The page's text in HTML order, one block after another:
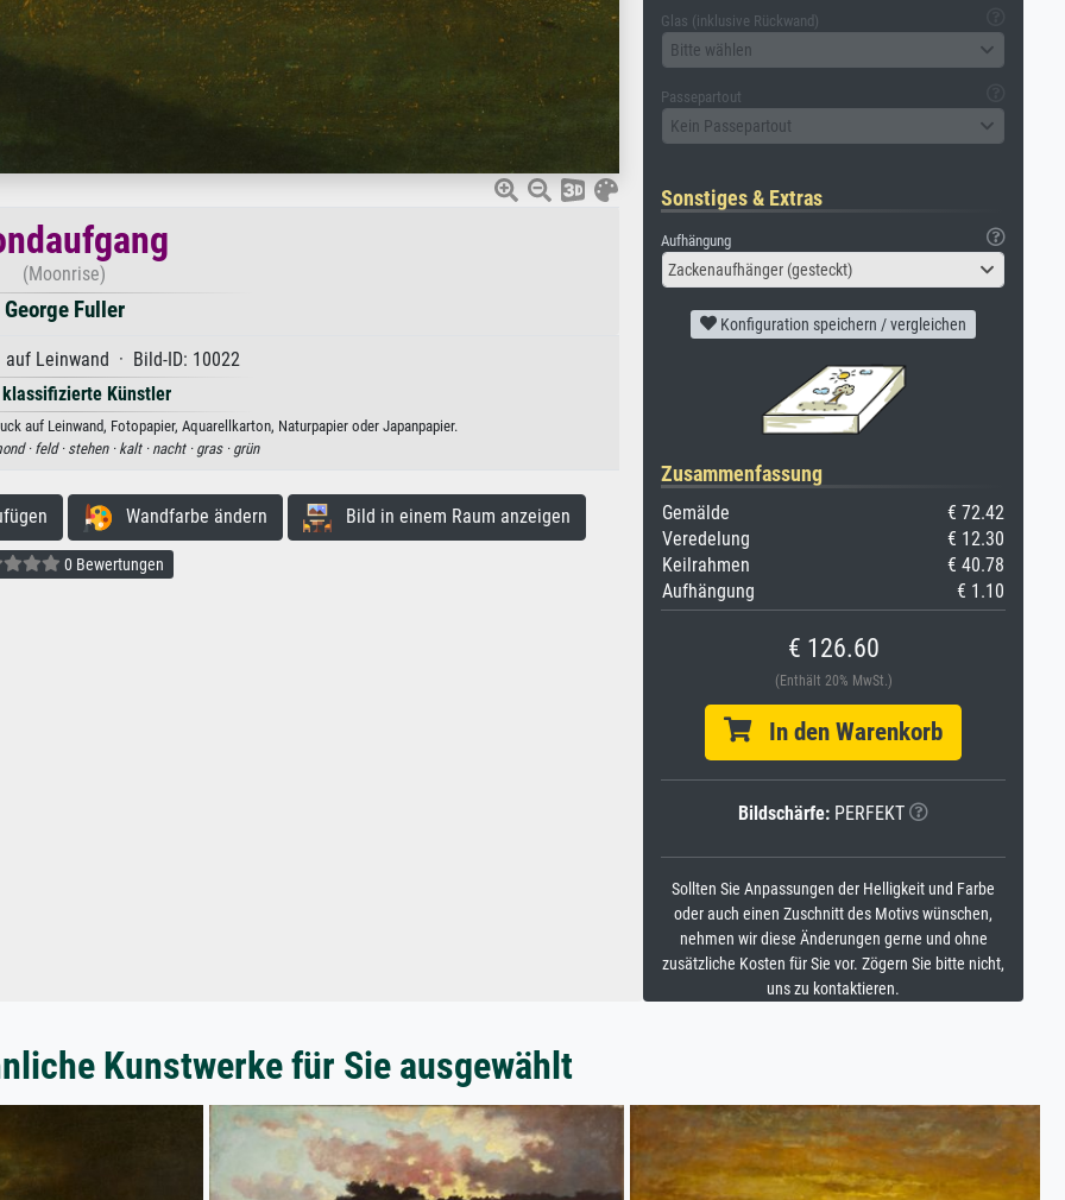
(Moonrise)
George Fuller
Leinwand · Bild-ID: 10022
Künstler
auf Leinwand, Fotopapier, Aquarellkarton, Naturpapier oder Japanpapier.
· feld · stehen · kalt · nacht · gras · grün
Wandfarbe ändern Bild in einem Raum anzeigen
0 Bewertungen
Glas (inklusive Rückwand)
Bitte wählen
Passepartout
Kein Passepartout
Sonstiges & Extras
Aufhängung
Zackenaufhänger (gesteckt)
Konfiguration speichern / vergleichen
Zusammenfassung
Gemälde
€ 72.42
Veredelung
€ 12.30
Keilrahmen
€ 40.78
Aufhängung
€ 1.10
€ 126.60
(Enthält 20% MwSt.)
In den Warenkorb
Bildschärfe: PERFEKT
Sollten Sie Anpassungen der Helligkeit und Farbe
oder auch einen Zuschnitt des Motivs wünschen,
nehmen wir diese Änderungen gerne und ohne
zusätzliche Kosten für Sie vor. Zögern Sie bitte nicht,
uns zu kontaktieren.
Kunstwerke für Sie ausgewählt